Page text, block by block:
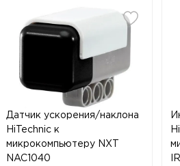
Датчик ускорения/наклона
HiTechnic к
микрокомпьютеру NXT
NAC1040